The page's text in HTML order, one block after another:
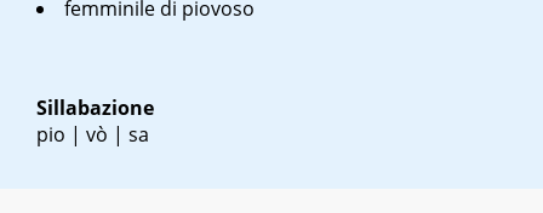
femminile di piovoso
Sillabazione
pio | vò | sa